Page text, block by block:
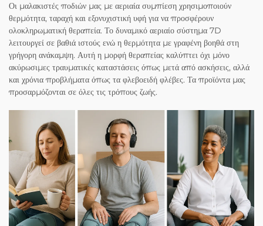
Οι μαλακιστές ποδιών μας με αεριαία συμπίεση χρησιμοποιούν
θερμότητα, ταραχή και εξονυχιστική υφή για να προσφέρουν
ολοκληρωματική θεραπεία. Το δυναμικό αεριαίο σύστημα 7D
λειτουργεί σε βαθιά ιστούς ενώ η θερμότητα με γραφένη βοηθά στη
γρήγορη ανάκαμψη. Αυτή η μορφή θεραπείας καλύπτει όχι μόνο
ακύρωσιμες τραυματικές καταστάσεις όπως μετά από ασκήσεις, αλλά
και χρόνια προβλήματα όπως τα φλεβοειδή φλέβες. Τα προϊόντα μας
προσαρμόζονται σε όλες τις τρόπους ζωής.